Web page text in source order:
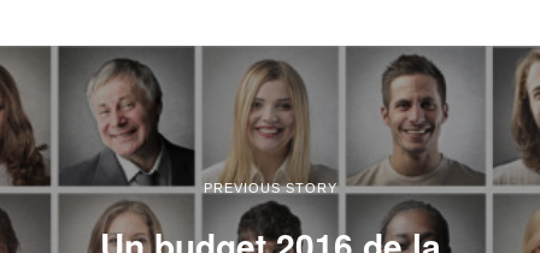
PREVIOUS STORY